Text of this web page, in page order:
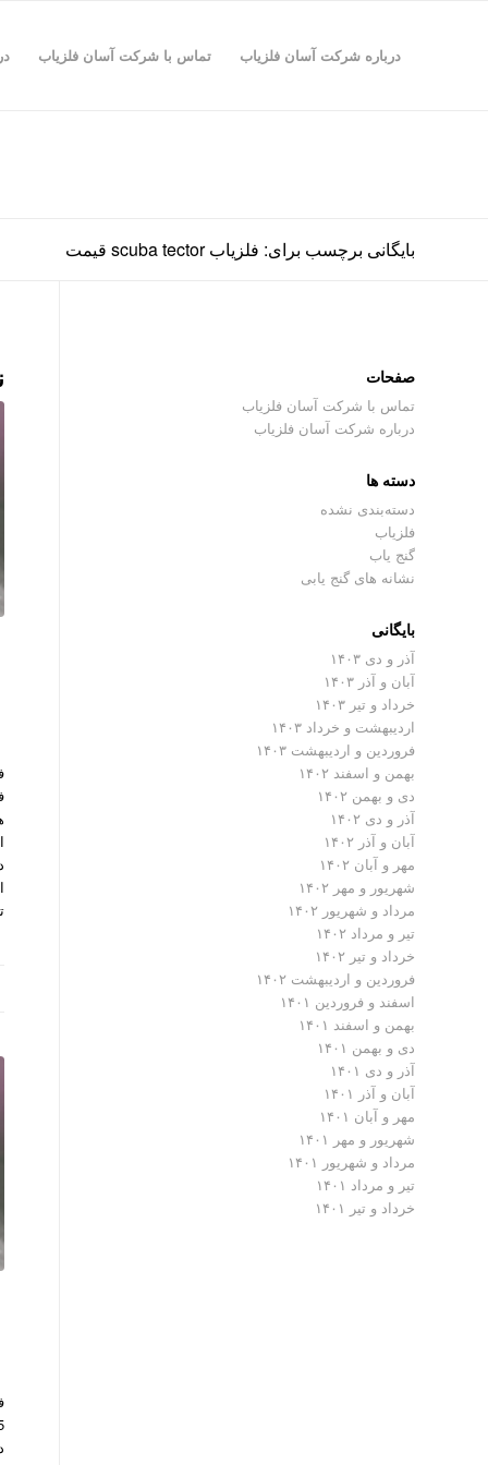
درباره شرکت آسان فلزیاب تماس با شرکت آسان فلزیاب
بایگانی برچسب برای: فلزیاب scuba tector قیمت
صفحات
تماس با شرکت آسان فلزیاب
درباره شرکت آسان فلزیاب
دسته ها
دسته‌بندی نشده
فلزیاب
گنج یاب
نشانه های گنج یابی
بایگانی
آذر و دی ۱۴۰۳
آبان و آذر ۱۴۰۳
خرداد و تیر ۱۴۰۳
اردیبهشت و خرداد ۱۴۰۳
فروردین و اردیبهشت ۱۴۰۳
بهمن و اسفند ۱۴۰۲
دی و بهمن ۱۴۰۲
آذر و دی ۱۴۰۲
آبان و آذر ۱۴۰۲
مهر و آبان ۱۴۰۲
شهریور و مهر ۱۴۰۲
مرداد و شهریور ۱۴۰۲
تیر و مرداد ۱۴۰۲
خرداد و تیر ۱۴۰۲
فروردین و اردیبهشت ۱۴۰۲
اسفند و فروردین ۱۴۰۱
بهمن و اسفند ۱۴۰۱
دی و بهمن ۱۴۰۱
آذر و دی ۱۴۰۱
آبان و آذر ۱۴۰۱
مهر و آبان ۱۴۰۱
شهریور و مهر ۱۴۰۱
مرداد و شهریور ۱۴۰۱
تیر و مرداد ۱۴۰۱
خرداد و تیر ۱۴۰۱